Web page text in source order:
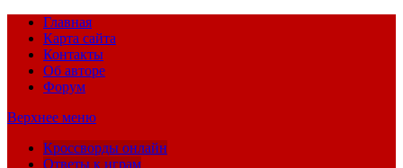
Главная
Карта сайта
Контакты
Об авторе
Форум
Верхнее меню
Кроссворды онлайн
Ответы к играм